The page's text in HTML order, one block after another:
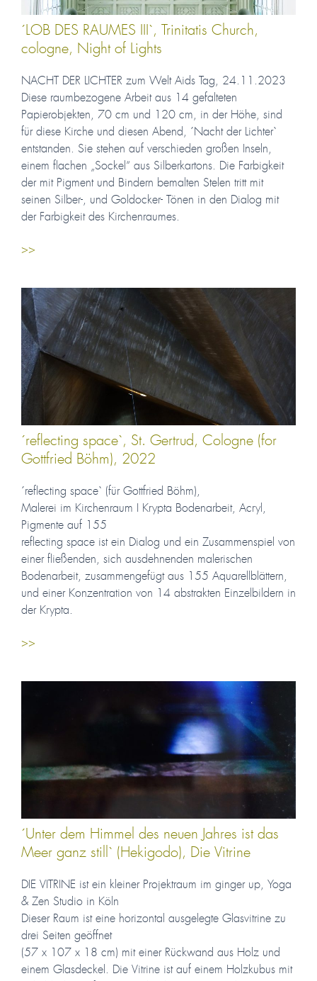
´LOB DES RAUMES III`, Trinitatis Church,
cologne, Night of Lights
NACHT DER LICHTER zum Welt Aids Tag, 24.11.2023
Diese raumbezogene Arbeit aus 14 gefalteten
Papierobjekten, 70 cm und 120 cm, in der Höhe, sind
für diese Kirche und diesen Abend, ´Nacht der Lichter`
entstanden. Sie stehen auf verschieden großen Inseln,
einem flachen „Sockel“ aus Silberkartons. Die Farbigkeit
der mit Pigment und Bindern bemalten Stelen tritt mit
seinen Silber-, und Goldocker- Tönen in den Dialog mit
der Farbigkeit des Kirchenraumes.
>>
´reflecting space`, St. Gertrud, Cologne (for
Gottfried Böhm), 2022
´reflecting space` (für Gottfried Böhm),
Malerei im Kirchenraum I Krypta Bodenarbeit, Acryl,
Pigmente auf 155
reflecting space ist ein Dialog und ein Zusammenspiel von
einer fließenden, sich ausdehnenden malerischen
Bodenarbeit, zusammengefügt aus 155 Aquarellblättern,
und einer Konzentration von 14 abstrakten Einzelbildern in
der Krypta.
>>
´Unter dem Himmel des neuen Jahres ist das
Meer ganz still` (Hekigodo), Die Vitrine
DIE VITRINE ist ein kleiner Projektraum im ginger up, Yoga
& Zen Studio in Köln
Dieser Raum ist eine horizontal ausgelegte Glasvitrine zu
drei Seiten geöffnet
(57 x 107 x 18 cm) mit einer Rückwand aus Holz und
einem Glasdeckel. Die Vitrine ist auf einem Holzkubus mit